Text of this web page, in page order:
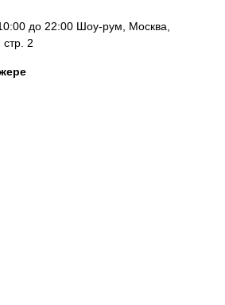
до 22:00 Шоу-рум, Москва,
2